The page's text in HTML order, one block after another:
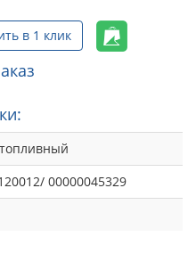
в 1 клик
00000045329